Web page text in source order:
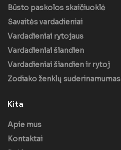
Būsto paskolos skaičiuoklė
Savaitės vardadieniai
Vardadieniai rytojaus
Vardadieniai šiandien
Vardadieniai šiandien ir rytoj
Zodiako ženklų suderinamumas
Kita
Apie mus
Kontaktai